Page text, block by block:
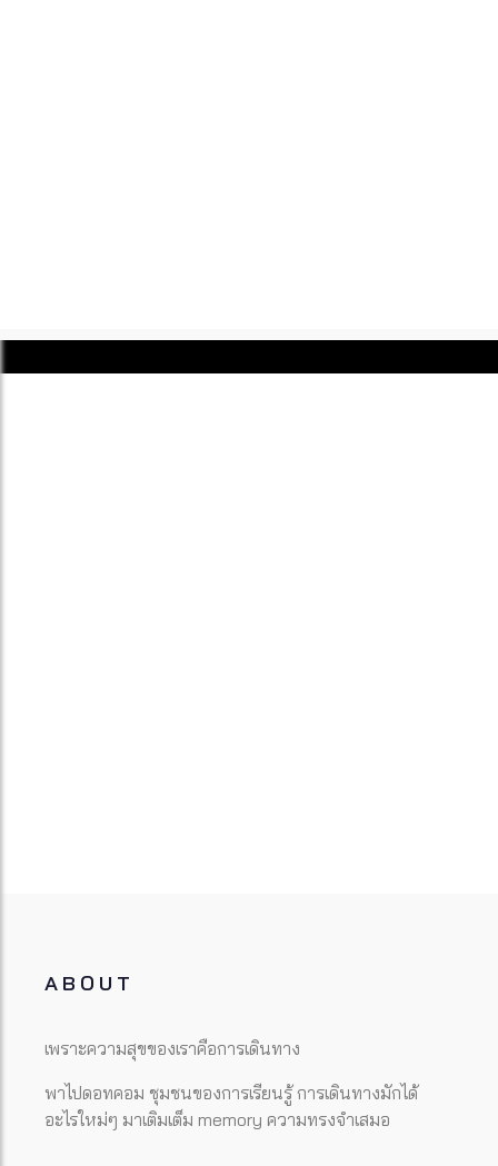
ABOUT
เพราะความสุขของเราคือการเดินทาง
พาไปดอทคอม ชุมชนของการเรียนรู้ การเดินทางมักได้
อะไรใหม่ๆ มาเติมเต็ม memory ความทรงจำเสมอ